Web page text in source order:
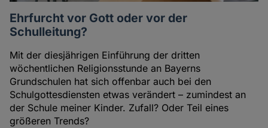
Ehrfurcht vor Gott oder vor der
Schulleitung?
Mit der diesjährigen Einführung der dritten
wöchentlichen Religionsstunde an Bayerns
Grundschulen hat sich offenbar auch bei den
Schulgottesdiensten etwas verändert – zumindest an
der Schule meiner Kinder. Zufall? Oder Teil eines
größeren Trends?